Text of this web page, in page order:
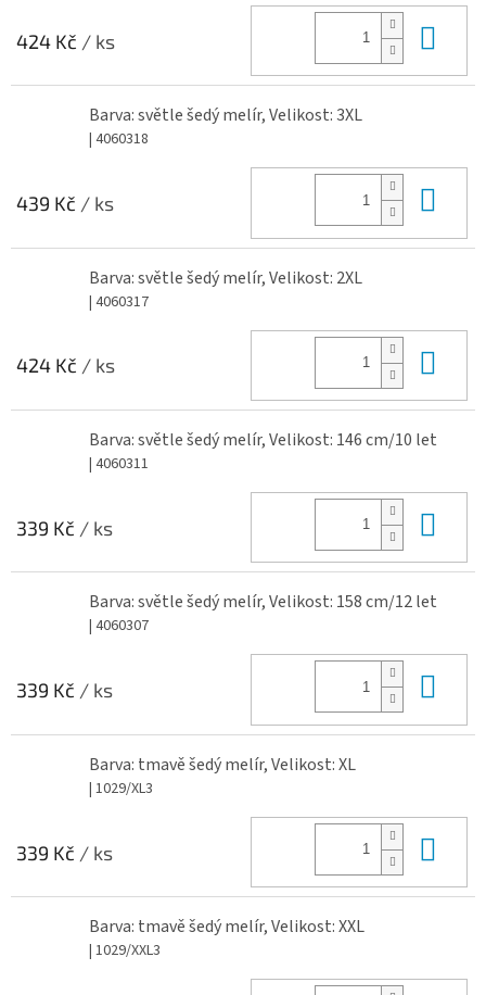
424 Kč / ks
Barva: světle šedý melír, Velikost: 3XL
| 4060318
439 Kč / ks
Barva: světle šedý melír, Velikost: 2XL
| 4060317
424 Kč / ks
Barva: světle šedý melír, Velikost: 146 cm/10 let
| 4060311
339 Kč / ks
Barva: světle šedý melír, Velikost: 158 cm/12 let
| 4060307
339 Kč / ks
Barva: tmavě šedý melír, Velikost: XL
| 1029/XL3
339 Kč / ks
Barva: tmavě šedý melír, Velikost: XXL
| 1029/XXL3